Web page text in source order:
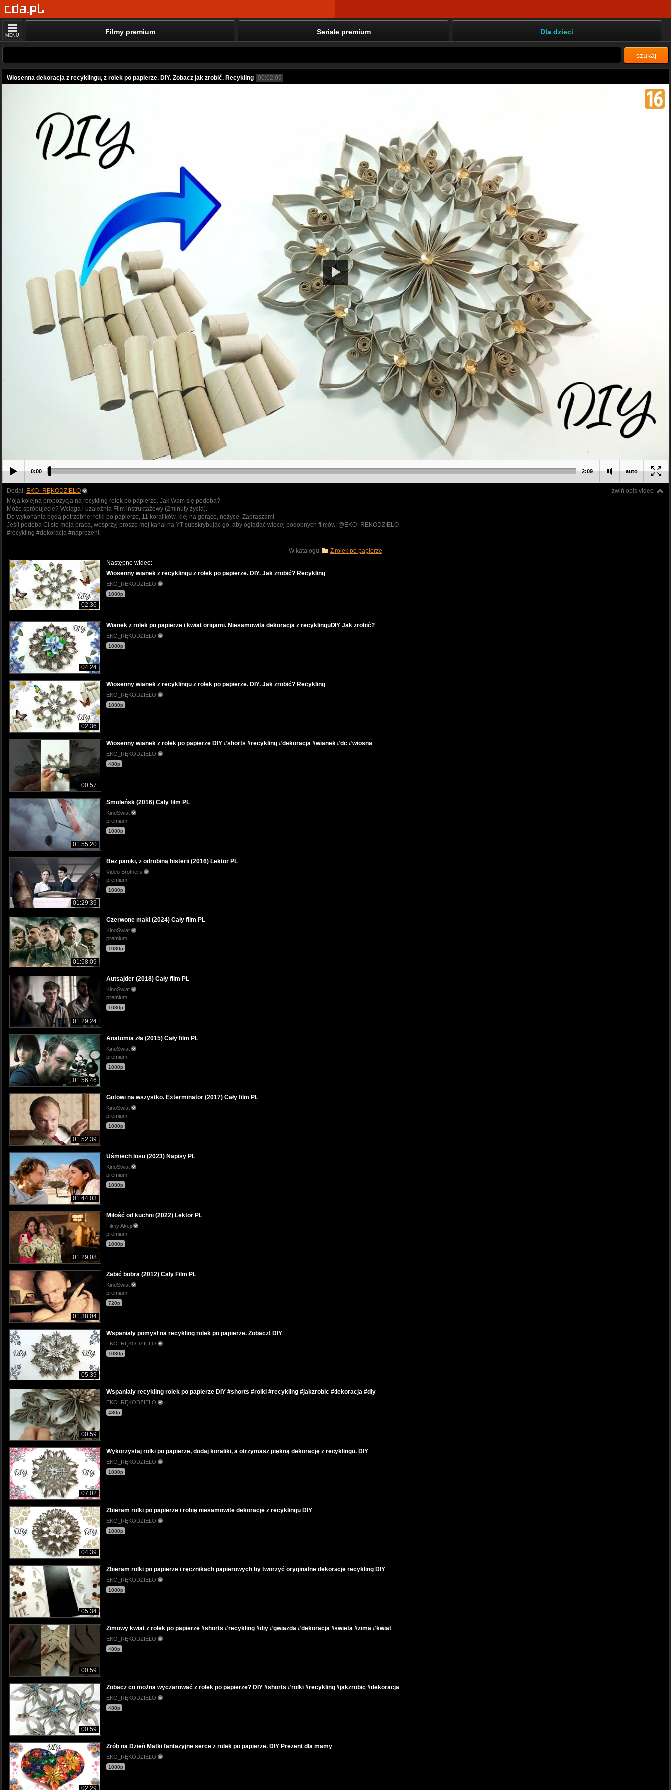
MENU Filmy premium Seriale premium Dla dzieci
szukaj
Wiosenna dekoracja z recyklingu, z rolek po papierze. DIY. Zobacz jak zrobić. Recykling 00:02:09
auto
0:00 2:09
zwiń opis video
Dodał: EKO_RĘKODZIEŁO
Moja kolejna propozycja na recykling rolek po papierze. Jak Wam się podoba?
Może spróbujecie? Wciąga i uzależnia Film instruktażowy (2minuty życia).
Do wykonania będą potrzebne: rolki po papierze, 11 koralików, klej na gorąco, nożyce. Zapraszam!
Jeśli podoba Ci się moja praca, wesprzyj proszę mój kanał na YT subskrybując go, aby oglądać więcej podobnych filmów: @EKO_REKODZIELO
#recykling #dekoracja #naprezent
W katalogu: Z rolek po papierze
02:36
Następne wideo:
Wiosenny wianek z recyklingu z rolek po papierze. DIY. Jak zrobić? Recykling
EKO_REKODZIELO
1080p
04:24
Wianek z rolek po papierze i kwiat origami. Niesamowita dekoracja z recyklinguDIY Jak zrobić?
EKO_RĘKODZIEŁO
1080p
02:36
Wiosenny wianek z recyklingu z rolek po papierze. DIY. Jak zrobić? Recykling
EKO_RĘKODZIEŁO
1080p
00:57
Wiosenny wianek z rolek po papierze DIY #shorts #recykling #dekoracja #wianek #dc #wiosna
EKO_RĘKODZIEŁO
480p
01:55:20
Smoleńsk (2016) Cały film PL
KinoSwiat
premium
1080p
01:29:39
Bez paniki, z odrobiną histerii (2016) Lektor PL
Video Brothers
premium
1080p
01:58:09
Czerwone maki (2024) Cały film PL
KinoSwiat
premium
1080p
01:29:24
Autsajder (2018) Cały film PL
KinoSwiat
premium
1080p
01:56:46
Anatomia zła (2015) Cały film PL
KinoSwiat
premium
1080p
01:52:39
Gotowi na wszystko. Exterminator (2017) Cały film PL
KinoSwiat
premium
1080p
01:44:03
Uśmiech losu (2023) Napisy PL
KinoSwiat
premium
1080p
01:29:08
Miłość od kuchni (2022) Lektor PL
Filmy Akcji
premium
1080p
01:38:04
Zabić bobra (2012) Cały Film PL
KinoSwiat
premium
720p
05:39
Wspaniały pomysł na recykling rolek po papierze. Zobacz! DIY
EKO_RĘKODZIEŁO
1080p
00:59
Wspaniały recykling rolek po papierze DIY #shorts #rolki #recykling #jakzrobic #dekoracja #diy
EKO_RĘKODZIEŁO
480p
07:02
Wykorzystaj rolki po papierze, dodaj koraliki, a otrzymasz piękną dekorację z recyklingu. DIY
EKO_RĘKODZIEŁO
1080p
04:39
Zbieram rolki po papierze i robię niesamowite dekoracje z recyklingu DIY
EKO_RĘKODZIEŁO
1080p
05:34
Zbieram rolki po papierze i ręcznikach papierowych by tworzyć oryginalne dekoracje recykling DIY
EKO_RĘKODZIEŁO
1080p
00:59
Zimowy kwiat z rolek po papierze #shorts #recykling #diy #gwiazda #dekoracja #swieta #zima #kwiat
EKO_RĘKODZIEŁO
480p
00:59
Zobacz co można wyczarować z rolek po papierze? DIY #shorts #rolki #recykling #jakzrobic #dekoracja
EKO_RĘKODZIEŁO
480p
02:29
Zrób na Dzień Matki fantazyjne serce z rolek po papierze. DIY Prezent dla mamy
EKO_RĘKODZIEŁO
1080p